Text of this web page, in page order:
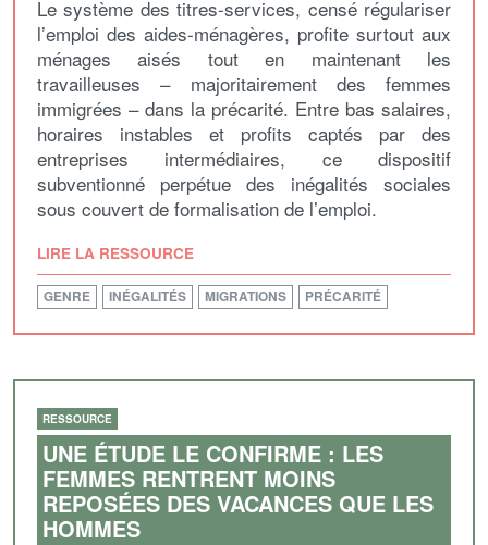
Le système des titres-services, censé régulariser
l’emploi des aides-ménagères, profite surtout aux
ménages aisés tout en maintenant les
travailleuses – majoritairement des femmes
immigrées – dans la précarité. Entre bas salaires,
horaires instables et profits captés par des
entreprises intermédiaires, ce dispositif
subventionné perpétue des inégalités sociales
sous couvert de formalisation de l’emploi.
LIRE LA RESSOURCE
GENRE INÉGALITÉS MIGRATIONS PRÉCARITÉ
RESSOURCE
UNE ÉTUDE LE CONFIRME : LES
FEMMES RENTRENT MOINS
REPOSÉES DES VACANCES QUE LES
HOMMES